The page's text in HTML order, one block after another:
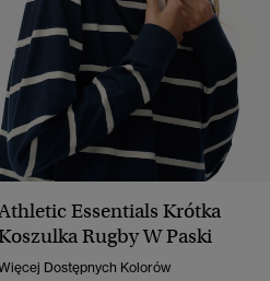
Essentials Krótka
Rugby W Paski
Dostępnych Kolorów